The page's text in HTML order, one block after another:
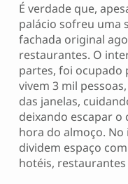
É verdade que,
palácio sofreu uma
fachada original
restaurantes. O
partes, foi ocupado
vivem 3 mil
das janelas,
deixando escapar
hora do almoço. No
dividem espaço
hotéis, restaurantes